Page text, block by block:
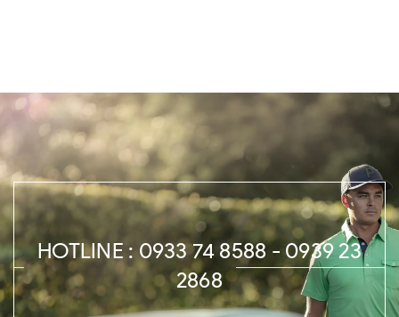
HOTLINE : 0933 74 8588 - 0939 23
2868